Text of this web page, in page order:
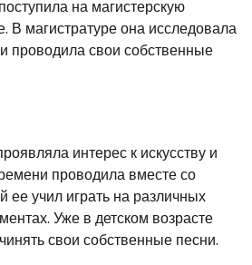
на магистерскую
В магистратуре она исследовала
проводила свои собственные
интерес к искусству и
проводила вместе со
ее учил играть на различных
Уже в детском возрасте
свои собственные песни.